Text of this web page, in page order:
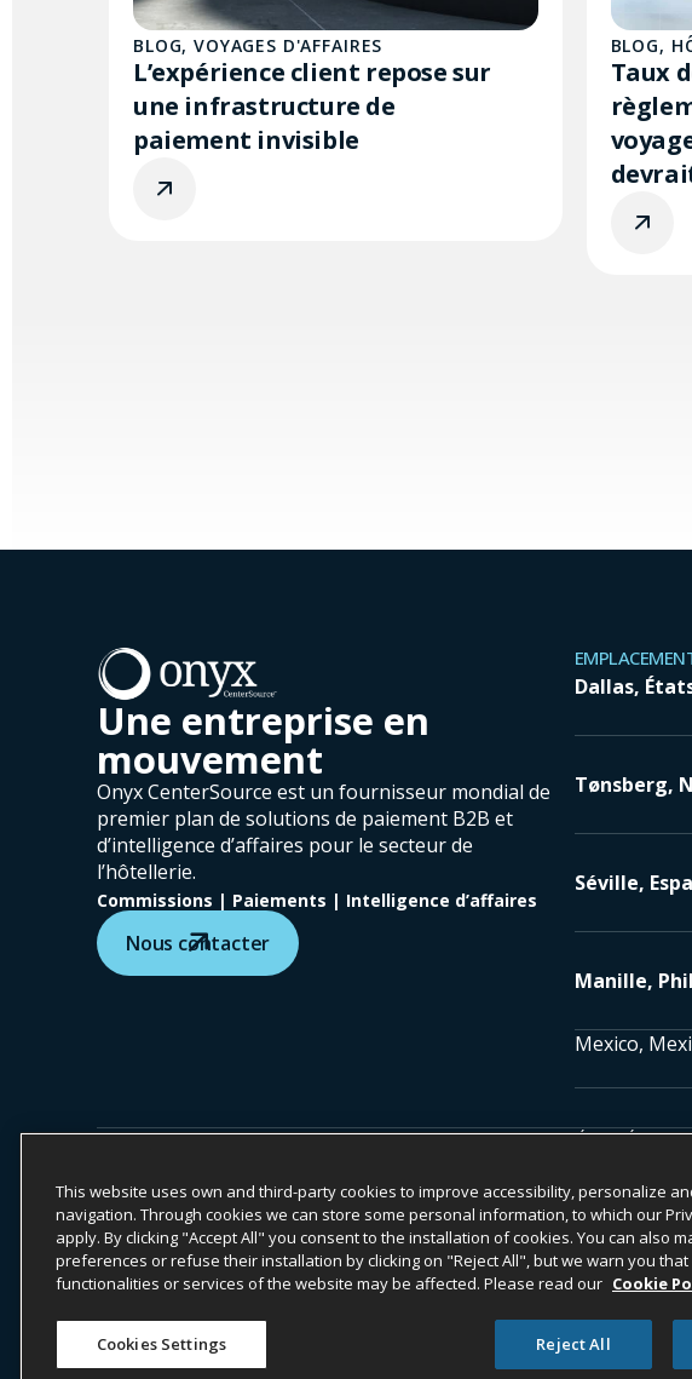
BLOG,VOYAGES D'AFFAIRES
L’expérience client repose sur
une infrastructure de
paiement invisible
BLOG,
Taux
Une entreprise en
mouvement
Onyx CenterSource est un fournisseur mondial de
premier plan de solutions de paiement B2B et
d’intelligence d’affaires pour le secteur de
l’hôtellerie.
Commissions | Paiements | Intelligence d’affaires
Nous contacter
Dallas,
Tønsberg,
Séville,
Manille,
Mexico,
COPYRIGHT ©2026ONYX CENTERSOURCE. TOUS DROITS RÉSERVÉS.
Onyx CenterSource n’est pas une institution bancaire. Tous les services de
CenterSource.
Engagement ESG
Politique de confidentialité
Accessibility Statement Informations sur les lanceurs
This website uses own and third-party cookies to improve accessibility, personalize
navigation. Through cookies we can store some personal information, to which our
apply. By clicking "Accept All" you consent to the installation of cookies. You can also
preferences or refuse their installation by clicking on "Reject All", but we warn you that
functionalities or services of the website may be affected. Please read our Cookie
Cookies Settings Reject All